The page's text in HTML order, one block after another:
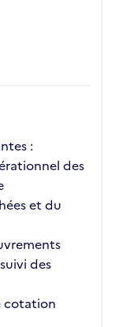
:
des
et du
des
cotation